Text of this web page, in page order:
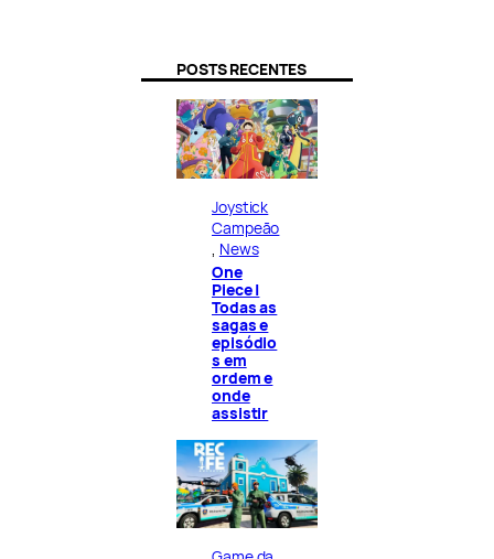
POSTS RECENTES
Joystick
Campeão
News
One
Piece |
Todas as
sagas e
episódio
s em
ordem e
onde
assistir